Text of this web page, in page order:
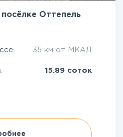
Оттепель
35 км от МКАД
15.89 соток